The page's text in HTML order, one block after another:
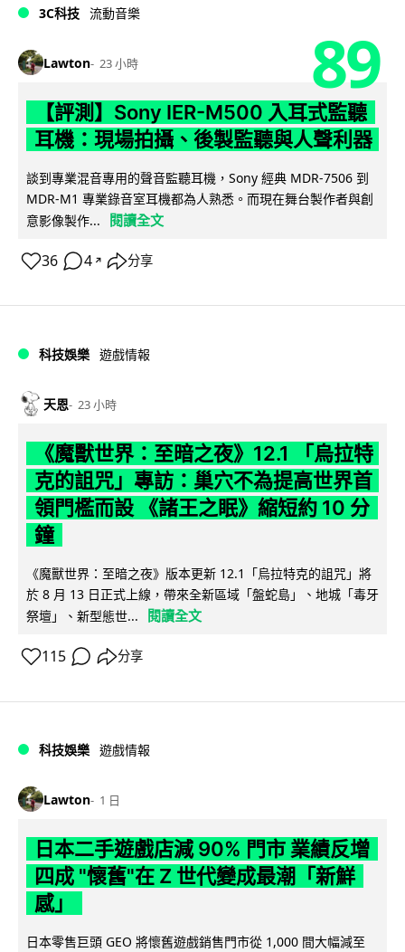
3C科技 流動音樂
Lawton 23 小時 89
【評測】Sony IER-M500 入耳式監聽
耳機：現場拍攝、後製監聽與人聲利器
談到專業混音專用的聲音監聽耳機，Sony 經典 MDR-7506 到
MDR-M1 專業錄音室耳機都為人熟悉。而現在舞台製作者與創
意影像製作...
閱讀全文
36 4 ↗ 分享
科技娛樂 遊戲情報
天恩 23 小時
《魔獸世界：至暗之夜》12.1 「烏拉特
克的詛咒」專訪：巢穴不為提高世界首
領門檻而設 《諸王之眠》縮短約 10 分
鐘
《魔獸世界：至暗之夜》版本更新 12.1「烏拉特克的詛咒」將
於 8 月 13 日正式上線，帶來全新區域「盤蛇島」、地城「毒牙
祭壇」、新型態世...
閱讀全文
115 分享
科技娛樂 遊戲情報
Lawton 1 日
日本二手遊戲店減 90% 門市 業績反增
四成 "懷舊"在 Z 世代變成最潮「新鮮
感」
日本零售巨頭 GEO 將懷舊遊戲銷售門市從 1,000 間大幅減至